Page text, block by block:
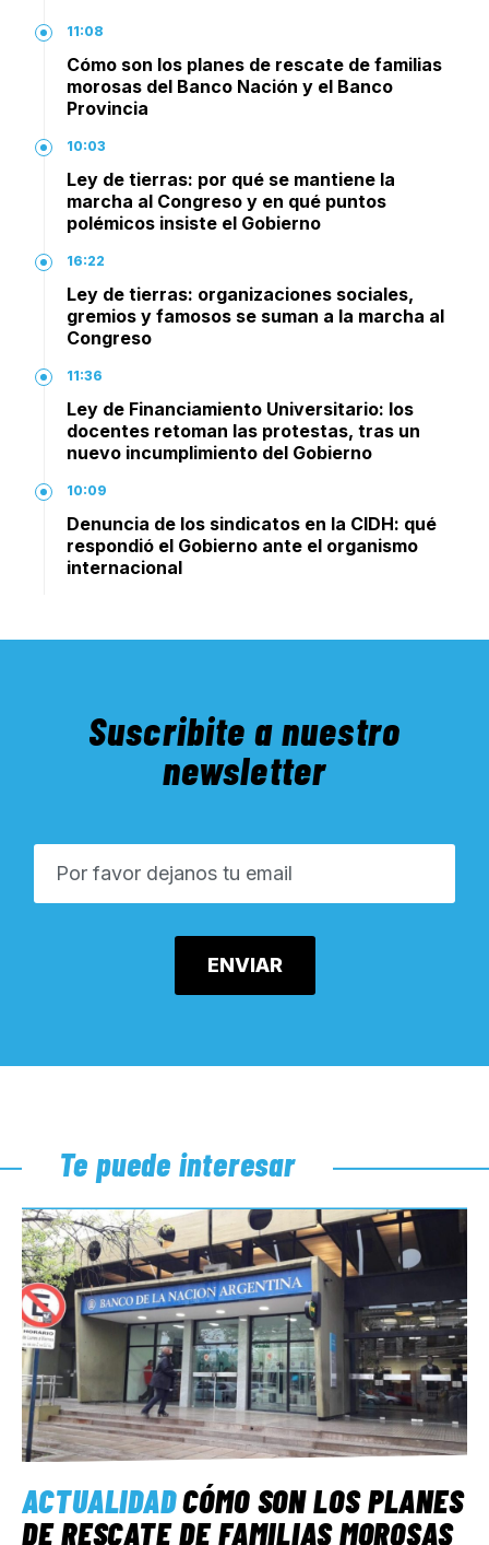
11:08
Cómo son los planes de rescate de familias
morosas del Banco Nación y el Banco
Provincia
10:03
Ley de tierras: por qué se mantiene la
marcha al Congreso y en qué puntos
polémicos insiste el Gobierno
16:22
Ley de tierras: organizaciones sociales,
gremios y famosos se suman a la marcha al
Congreso
11:36
Ley de Financiamiento Universitario: los
docentes retoman las protestas, tras un
nuevo incumplimiento del Gobierno
10:09
Denuncia de los sindicatos en la CIDH: qué
respondió el Gobierno ante el organismo
internacional
Suscribite a nuestro
newsletter
Te puede interesar
ACTUALIDADCÓMO SON LOS PLANES
DE RESCATE DE FAMILIAS MOROSAS